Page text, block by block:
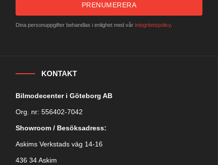
PRENUMERERA
Dina personuppgifter behandlas i enlighet med vår integritetspolicy.
KONTAKT
Bilmodecenter i Göteborg AB
Org. nr: 556402-7042
Showroom / Besöksadress:
Askims Verkstads väg 14-16
436 34 Askim